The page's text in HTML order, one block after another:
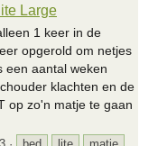
Large
1 keer in de
opgerold om netjes
een aantal weken
klachten en de
op zo'n matje te gaan